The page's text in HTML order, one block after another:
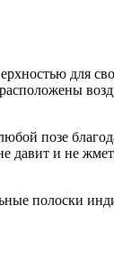
для
позе
давит и не
полоски